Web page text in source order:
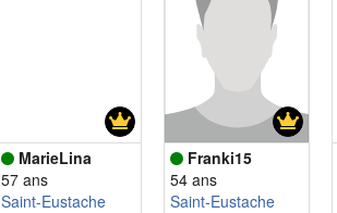
MarieLina
57 ans
Saint-Eustache
Franki15
54 ans
Saint-Eustache